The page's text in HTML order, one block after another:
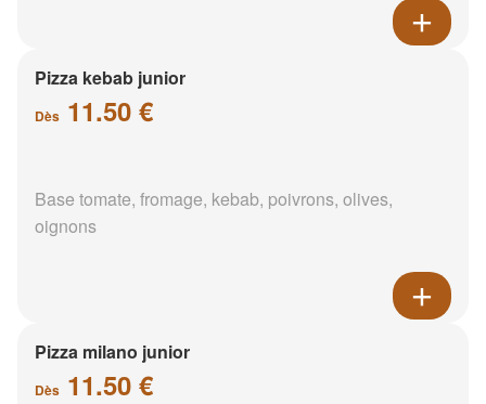
Pizza kebab junior
Dès 11.50 €
Base tomate, fromage, kebab, poivrons, olives,
oignons
Pizza milano junior
Dès 11.50 €